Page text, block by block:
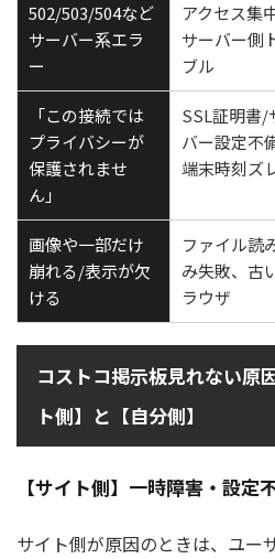
502/503/504など
サーバー系エラ
ー
アクセス集中
サーバー側
ブル
「この接続では
プライバシーが
保護されませ
ん」
SSL証明書/
バー設定不備
端末時刻ズ
画像や一部だけ
崩れる/表示が欠
ける
ファイル読
み失敗、古
ラウザ
コストコ掲示板見れない原
ト側】と【自分側】
【サイト側】一時障害・設定
サイト側が原因のときは、ユー